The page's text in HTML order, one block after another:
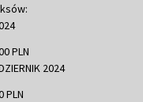
PLN
2024
PLN